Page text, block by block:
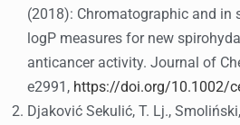
(2018): Chromatographic and in
logP measures for new
anticancer activity. Journal of
e2991, https://doi.org/10.1002/
Djaković Sekulić, T. Lj.,